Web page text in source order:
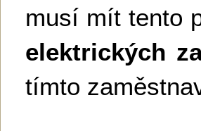
musí mít tento
elektrických
tímto